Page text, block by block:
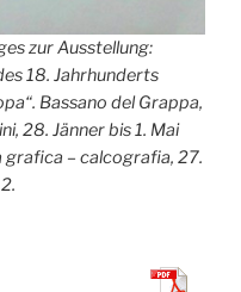
zur Ausstellung:
18. Jahrhunderts
Bassano del Grappa,
28. Jänner bis 1. Mai
– calcografia, 27.